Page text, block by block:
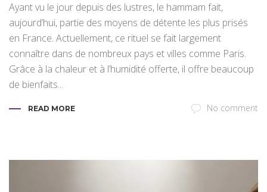
Ayant vu le jour depuis des lustres, le hammam fait,
aujourd’hui, partie des moyens de détente les plus prisés
en France. Actuellement, ce rituel se fait largement
connaître dans de nombreux pays et villes comme Paris.
Grâce à la chaleur et à l’humidité offerte, il offre beaucoup
de bienfaits...
READ MORE No comment